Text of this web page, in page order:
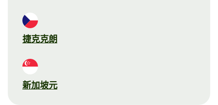
捷克克朗
新加坡元